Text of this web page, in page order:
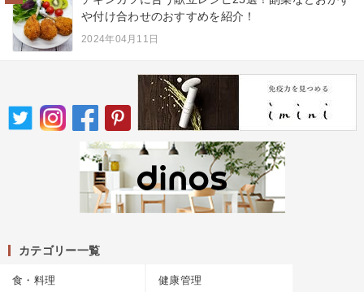
や付け合わせのおすすめを紹介！
2024年04月11日
カテゴリー一覧
食・料理 健康管理